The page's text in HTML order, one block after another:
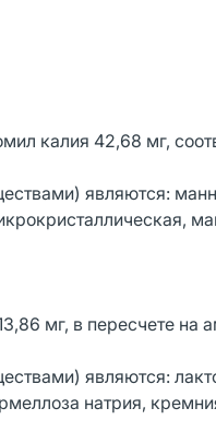
калия 42,68 мг,
являются:
мг, в пересчете на
являются:
натрия,